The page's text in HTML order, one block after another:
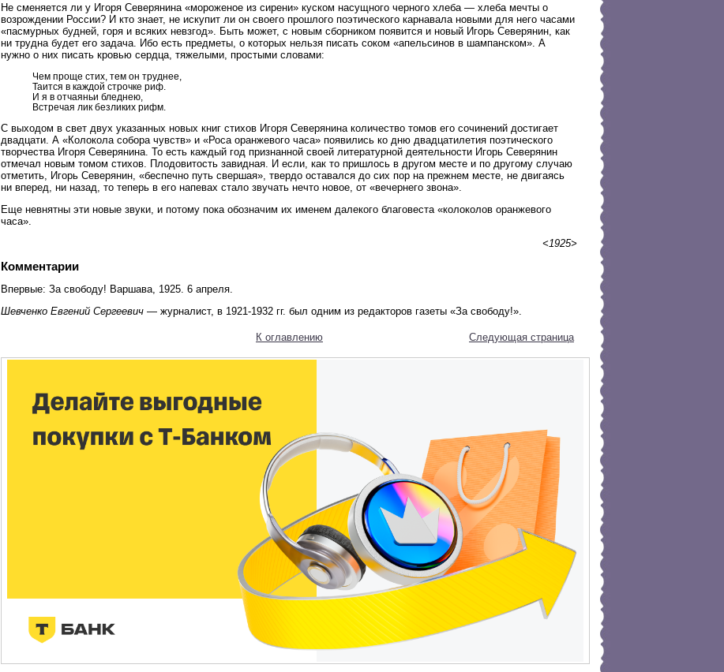
Не сменяется ли у Игоря Северянина «мороженое из сирени» куском насущного черного хлеба — хлеба мечты о
возрождении России? И кто знает, не искупит ли он своего прошлого поэтического карнавала новыми для него часами
«пасмурных будней, горя и всяких невзгод». Быть может, с новым сборником появится и новый Игорь Северянин, как
ни трудна будет его задача. Ибо есть предметы, о которых нельзя писать соком «апельсинов в шампанском». А
нужно о них писать кровью сердца, тяжелыми, простыми словами:
Чем проще стих, тем он труднее,
Таится в каждой строчке риф.
И я в отчаяньи бледнею,
Встречая лик безликих рифм.
С выходом в свет двух указанных новых книг стихов Игоря Северянина количество томов его сочинений достигает
двадцати. А «Колокола собора чувств» и «Роса оранжевого часа» появились ко дню двадцатилетия поэтического
творчества Игоря Северянина. То есть каждый год признанной своей литературной деятельности Игорь Северянин
отмечал новым томом стихов. Плодовитость завидная. И если, как то пришлось в другом месте и по другому случаю
отметить, Игорь Северянин, «беспечно путь свершая», твердо оставался до сих пор на прежнем месте, не двигаясь
ни вперед, ни назад, то теперь в его напевах стало звучать нечто новое, от «вечернего звона».
Еще невнятны эти новые звуки, и потому пока обозначим их именем далекого благовеста «колоколов оранжевого
часа».
<1925>
Комментарии
Впервые: За свободу! Варшава, 1925. 6 апреля.
Шевченко Евгений Сергеевич — журналист, в 1921-1932 гг. был одним из редакторов газеты «За свободу!».
К оглавлению Следующая страница